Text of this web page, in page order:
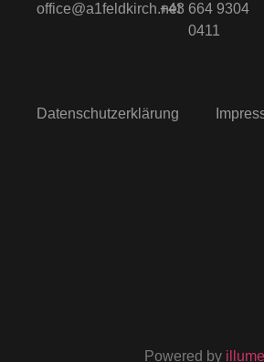
office@a1feldkirch.net+43 664 9304
0411
Datenschutzerklärung
Powered by illume